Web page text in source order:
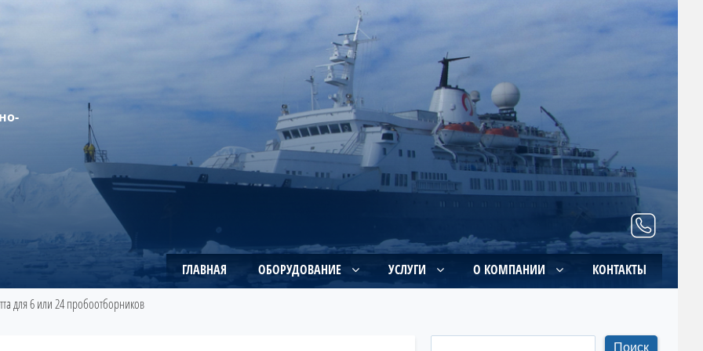
ГЛАВНАЯ ОБОРУДОВАНИЕ УСЛУГИ О КОМПАНИИ КОНТАКТЫ
для 6 или 24 пробоотборников